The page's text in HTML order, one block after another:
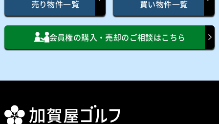
売り物件一覧 買い物件一覧
会員権の購入・売却のご相談はこちら